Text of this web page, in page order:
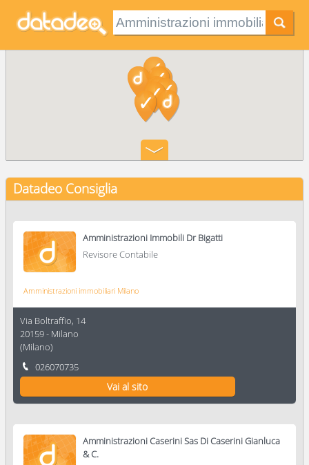
Datadeo Consiglia
Amministrazioni Immobili Dr Bigatti
Revisore Contabile
Amministrazioni immobiliari Milano
Via Boltraffio, 14
20159- Milano
(Milano)
026070735
Vai al sito
Amministrazioni Caserini Sas Di Caserini Gianluca
& C.